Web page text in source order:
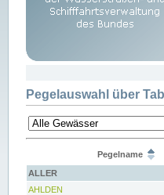
Pegelauswahl über
Pegelname
ALLER
AHLDEN